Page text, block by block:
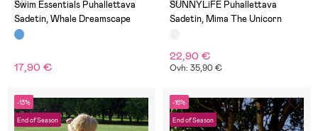
Swim Essentials Puhallettava
Sadetin, Whale Dreamscape
17,90 €
SUNNYLiFE Puhallettava
Sadetin, Mima The Unicorn
22,90 €
Ovh: 35,90 €
-13%
End of Season
-16%
End of Season